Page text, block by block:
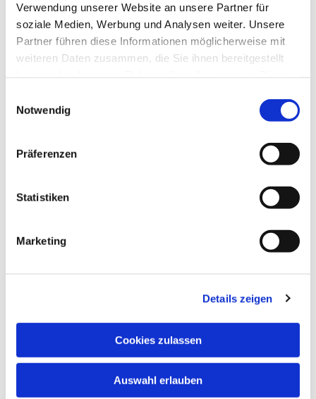
Verwendung unserer Website an unsere Partner für
soziale Medien, Werbung und Analysen weiter. Unsere
Partner führen diese Informationen möglicherweise mit
weiteren Daten zusammen, die Sie ihnen bereitgestellt
Notwendig
Präferenzen
Statistiken
Marketing
Details zeigen
Cookies zulassen
Auswahl erlauben
Gottesdienste